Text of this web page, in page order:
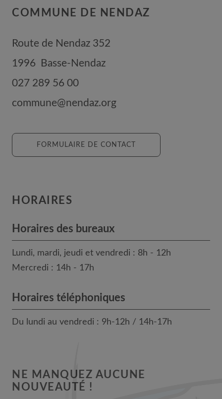
COMMUNE DE NENDAZ
Route de Nendaz 352
1996
Basse-Nendaz
027 289 56 00
commune@nendaz.org
FORMULAIRE DE CONTACT
HORAIRES
Horaires des bureaux
Lundi, mardi, jeudi et vendredi : 8h - 12h
Mercredi : 14h - 17h
Horaires téléphoniques
Du lundi au vendredi : 9h-12h / 14h-17h
NE MANQUEZ AUCUNE
NOUVEAUTÉ !